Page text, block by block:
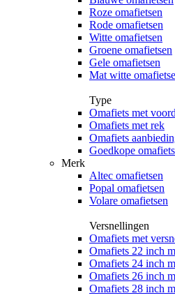
Roze omafietsen
Rode omafietsen
Witte omafietsen
Groene omafietsen
Gele omafietsen
Mat witte
Type
Omafiets met
Omafiets met rek
Omafiets
Goedkope
Merk
Altec omafietsen
Popal omafietsen
Volare omafietsen
Versnellingen
Omafiets met
Omafiets 22 inch
Omafiets 24 inch
Omafiets 26 inch
Omafiets 28 inch